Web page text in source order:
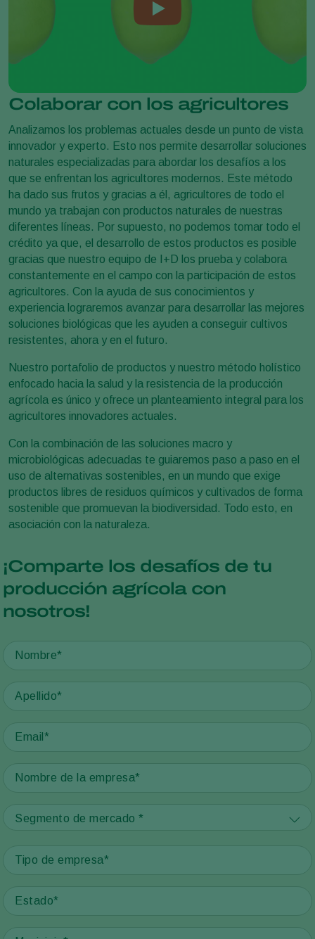
Colaborar con los agricultores
Analizamos los problemas actuales desde un punto de vista
innovador y experto. Esto nos permite desarrollar soluciones
naturales especializadas para abordar los desafíos a los
que se enfrentan los agricultores modernos. Este método
ha dado sus frutos y gracias a él, agricultores de todo el
mundo ya trabajan con productos naturales de nuestras
diferentes líneas. Por supuesto, no podemos tomar todo el
crédito ya que, el desarrollo de estos productos es posible
gracias que nuestro equipo de I+D los prueba y colabora
constantemente en el campo con la participación de estos
agricultores. Con la ayuda de sus conocimientos y
experiencia lograremos avanzar para desarrollar las mejores
soluciones biológicas que les ayuden a conseguir cultivos
resistentes, ahora y en el futuro.
Nuestro portafolio de productos y nuestro método holístico
enfocado hacia la salud y la resistencia de la producción
agrícola es único y ofrece un planteamiento integral para los
agricultores innovadores actuales.
Con la combinación de las soluciones macro y
microbiológicas adecuadas te guiaremos paso a paso en el
uso de alternativas sostenibles, en un mundo que exige
productos libres de residuos químicos y cultivados de forma
sostenible que promuevan la biodiversidad. Todo esto, en
asociación con la naturaleza.
¡Comparte los desafíos de tu
producción agrícola con
nosotros!
Segmento de mercado *